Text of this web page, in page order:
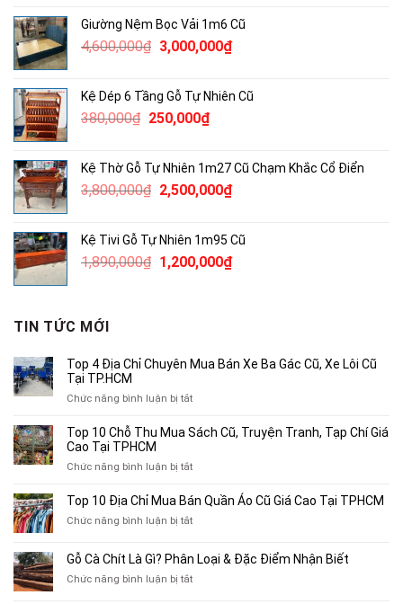
3,300,000₫.là:
2,000,000₫.
Giường Nệm Bọc Vải 1m6 Cũ
4,600,000₫ Giá
4,600,000₫.
3,000,000₫Giá
là:
Kệ Dép 6 Tầng Gỗ Tự Nhiên Cũ
380,000₫ Giá
380,000₫.
250,000₫Giá
là:
250,000₫.
Kệ Thờ Gỗ Tự Nhiên 1m27 Cũ Chạm Khắc Cổ Điển
3,800,000₫ Giá
3,800,000₫.
2,500,000₫Giá
là:
2,500,000₫.
Kệ Tivi Gỗ Tự Nhiên 1m95 Cũ
1,890,000₫ Giá
1,200,000₫Giá
TIN TỨC MỚI
Top 4 Địa Chỉ Chuyên Mua Bán Xe Ba Gác Cũ, Xe Lôi Cũ
Tại TP.HCM
Chức năng bình luận bị tắtở
4
Chuyên
Bán
Xe
Cũ,
Xe
Top 10 Chỗ Thu Mua Sách Cũ, Truyện Tranh, Tạp Chí Giá
Cao Tại TPHCM
Chức năng bình luận bị tắtở
10
Thu
Sách
Top 10 Địa Chỉ Mua Bán Quần Áo Cũ Giá Cao Tại TPHCM
Chức năng bình luận bị tắtở
Địa
Chỉ
Gỗ Cà Chít Là Gì? Phân Loại & Đặc Điểm Nhận Biết
Chức năng bình luận bị tắtở